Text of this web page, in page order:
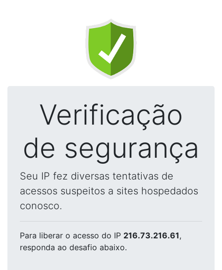
Verificação
de segurança
Seu IP fez diversas tentativas de
acessos suspeitos a sites hospedados
conosco.
Para liberar o acesso do IP 216.73.216.61,
responda ao desafio abaixo.